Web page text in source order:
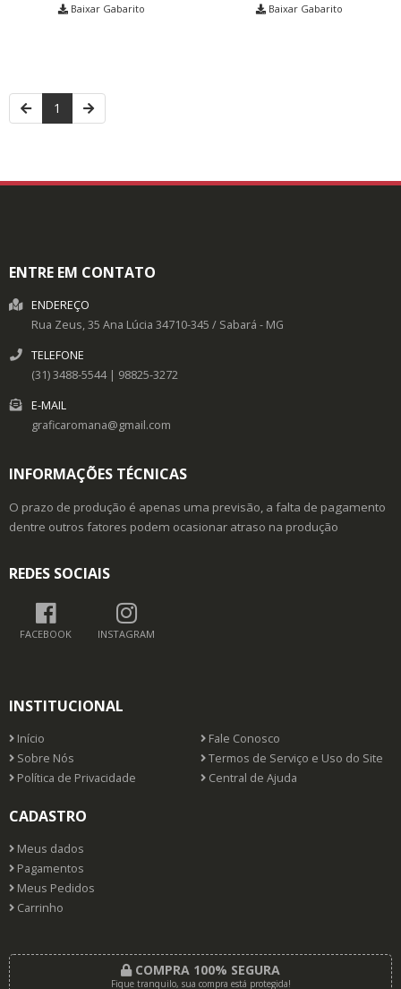
Baixar Gabarito Baixar Gabarito
1
ENTRE EM CONTATO
ENDEREÇO
Rua Zeus, 35 Ana Lúcia 34710-345 / Sabará - MG
TELEFONE
(31) 3488-5544 | 98825-3272
E-MAIL
graficaromana@gmail.com
INFORMAÇÕES TÉCNICAS
O prazo de produção é apenas uma previsão, a falta de pagamento
dentre outros fatores podem ocasionar atraso na produção
REDES SOCIAIS
FACEBOOK INSTAGRAM
INSTITUCIONAL
Início
Fale Conosco
Sobre Nós
Termos de Serviço e Uso do Site
Política de Privacidade
Central de Ajuda
CADASTRO
Meus dados
Pagamentos
Meus Pedidos
Carrinho
COMPRA 100% SEGURA
Fique tranquilo, sua compra está protegida!